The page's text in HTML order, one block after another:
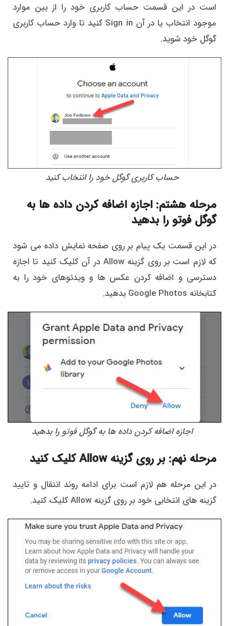
است در این قسمت حساب کاربری خود را از بین موارد
موجود انتخاب یا در آن Sign in کنید تا وارد حساب کاربری
گوگل خود شوید.
حساب کاربری گوگل خود را انتخاب کنید
مرحله هشتم: اجازه اضافه کردن داده ها به
گوگل فوتو را بدهید
در این قسمت یک پیام بر روی صفحه نمایش داده می شود
که لازم است بر روی گزینه Allow در آن کلیک کنید تا اجازه
دسترسی و اضافه کردن عکس ها و ویدئوهای خود را به
کتابخانه Google Photos بدهید.
اجازه اضافه کردن داده ها به گوگل فوتو را بدهید
مرحله نهم: بر روی گزینه Allow کلیک کنید
در این مرحله هم لازم است برای ادامه روند انتقال و تایید
گزینه های انتخابی خود بر روی گزینه Allow کلیک کنید.